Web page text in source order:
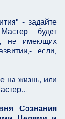
- задайте
будет
не имеющих
если,
на жизнь, или
Сознания